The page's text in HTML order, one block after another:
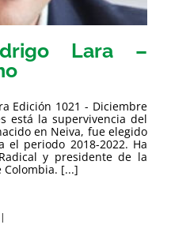
Lara –
Edición 1021 - Diciembre
está la supervivencia del
en Neiva, fue elegido
el periodo 2018-2022. Ha
y presidente de la
Colombia. [...]
|